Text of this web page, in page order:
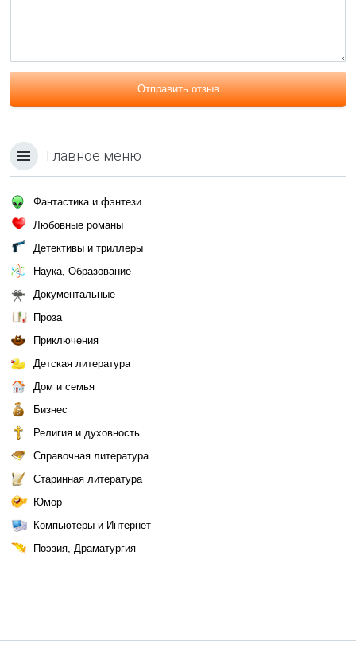
Отправить отзыв
Главное меню
Фантастика и фэнтези
Любовные романы
Детективы и триллеры
Наука, Образование
Документальные
Проза
Приключения
Детская литература
Дом и семья
Бизнес
Религия и духовность
Справочная литература
Старинная литература
Юмор
Компьютеры и Интернет
Поэзия, Драматургия